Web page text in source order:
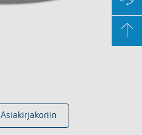
Asiakirjakoriin